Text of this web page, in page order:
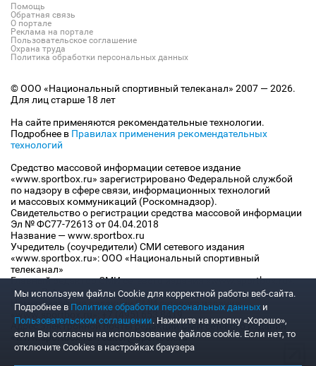
Помощь
Обратная связь
О портале
Реклама на портале
Пользовательское соглашение
Охрана труда
Политика обработки персональных данных
© ООО «Национальный спортивный телеканал» 2007 — 2026.
Для лиц старше 18 лет
На сайте применяются рекомендательные технологии.
Подробнее в Правилах применения рекомендательных
технологий
Средство массовой информации сетевое издание
«www.sportbox.ru» зарегистрировано Федеральной службой
по надзору в сфере связи, информационных технологий
и массовых коммуникаций (Роскомнадзор).
Свидетельство о регистрации средства массовой информации
Эл № ФС77-72613 от 04.04.2018
Название — www.sportbox.ru
Учредитель (соучредители) СМИ сетевого издания
«www.sportbox.ru»: ООО «Национальный спортивный
телеканал»
Главный редактор СМИ сетевого издания «www.sportbox.ru»:
Конов В.А.
Номер телефона редакции СМИ сетевого издания
«www.sportbox.ru»: +7 (495) 653 8419
Адрес электронной почты редакции СМИ сетевого издания
«www.sportbox.ru»: editor@sportbox.ru
Мы используем файлы Сookie для корректной работы веб-сайта.
Подробнее в Политике обработки персональных данных и
Пользовательском соглашении. Нажмите на кнопку «Хорошо»,
если Вы согласны на использование файлов cookie. Если нет, то
отключите Cookies в настройках браузера